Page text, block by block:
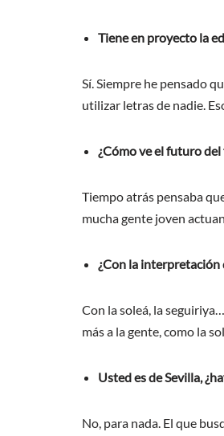
Tiene en proyecto la
Sí. Siempre he pensado
utilizar letras de nadie.
¿Cómo ve el futuro del
Tiempo atrás pensaba
mucha gente joven
¿Con la interpretación
Con la soleá, la
más a la gente, como la
Usted es de Sevilla,
No, para nada. El que